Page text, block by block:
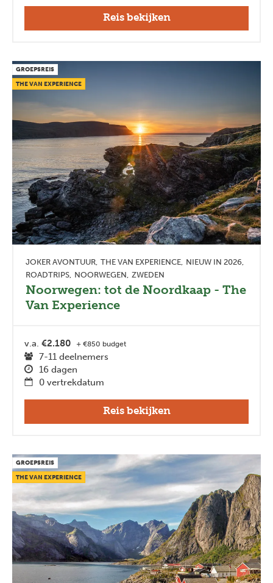
Reis bekijken
GROEPSREIS
THE VAN EXPERIENCE
JOKER AVONTUUR THE VAN EXPERIENCE NIEUW IN 2026
ROADTRIPS NOORWEGEN ZWEDEN
Noorwegen: tot de Noordkaap - The
Van Experience
v.a. €2.180 + €850 budget
7-11 deelnemers
16 dagen
0 vertrekdatum
Reis bekijken
GROEPSREIS
THE VAN EXPERIENCE